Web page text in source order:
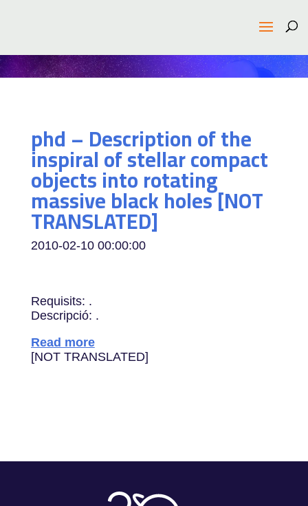
phd – Description of the
inspiral of stellar compact
objects into rotating
massive black holes [NOT
TRANSLATED]
2010-02-10 00:00:00
Requisits: .
Descripció: .
Read more
[NOT TRANSLATED]